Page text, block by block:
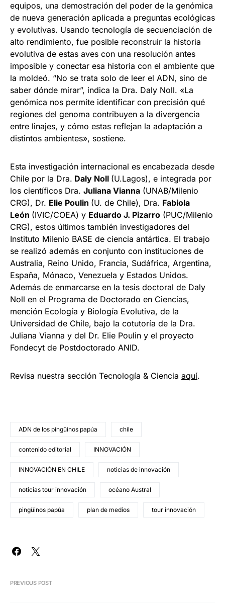
equipos, una demostración del poder de la genómica
de nueva generación aplicada a preguntas ecológicas
y evolutivas. Usando tecnología de secuenciación de
alto rendimiento, fue posible reconstruir la historia
evolutiva de estas aves con una resolución antes
imposible y conectar esa historia con el ambiente que
la moldeó. “No se trata solo de leer el ADN, sino de
saber dónde mirar”, indica la Dra. Daly Noll. «La
genómica nos permite identificar con precisión qué
regiones del genoma contribuyen a la divergencia
entre linajes, y cómo estas reflejan la adaptación a
distintos ambientes», sostiene.
Esta investigación internacional es encabezada desde
Chile por la Dra. Daly Noll (U.Lagos), e integrada por
los científicos Dra. Juliana Vianna (UNAB/Milenio
CRG), Dr. Elie Poulin (U. de Chile), Dra. Fabiola
León (IVIC/COEA) y Eduardo J. Pizarro (PUC/Milenio
CRG), estos últimos también investigadores del
Instituto Milenio BASE de ciencia antártica. El trabajo
se realizó además en conjunto con instituciones de
Australia, Reino Unido, Francia, Sudáfrica, Argentina,
España, Mónaco, Venezuela y Estados Unidos.
Además de enmarcarse en la tesis doctoral de Daly
Noll en el Programa de Doctorado en Ciencias,
mención Ecología y Biología Evolutiva, de la
Universidad de Chile, bajo la cotutoría de la Dra.
Juliana Vianna y del Dr. Elie Poulin y el proyecto
Fondecyt de Postdoctorado ANID.
Revisa nuestra sección Tecnología & Ciencia aquí.
ADN de los pingüinos papúa chile
contenido editorial INNOVACIÓN
INNOVACIÓN EN CHILE noticias de innovación
noticias tour innovación océano Austral
pingüinos papúa plan de medios tour innovación
PREVIOUS POST